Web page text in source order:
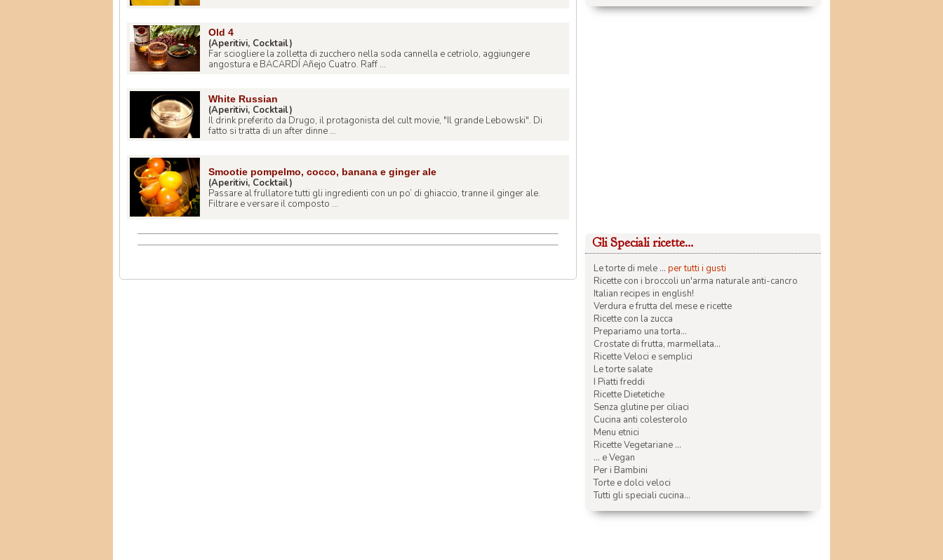
Old 4
(Aperitivi, Cocktail)
Far sciogliere la zolletta di zucchero nella soda cannella e cetriolo, aggiungere
angostura e BACARDÍ Añejo Cuatro. Raff ...
White Russian
(Aperitivi, Cocktail)
Il drink preferito da Drugo, il protagonista del cult movie, "Il grande Lebowski". Di
fatto si tratta di un after dinne ...
Smootie pompelmo, cocco, banana e ginger ale
(Aperitivi, Cocktail)
Passare al frullatore tutti gli ingredienti con un po’ di ghiaccio, tranne il ginger ale.
Filtrare e versare il composto ...
Gli Speciali ricette...
Le torte di mele ... per tutti i gusti
Ricette con i broccoli un'arma naturale anti-cancro
Italian recipes in english!
Verdura e frutta del mese e ricette
Ricette con la zucca
Prepariamo una torta...
Crostate di frutta, marmellata...
Ricette Veloci e semplici
Le torte salate
I Piatti freddi
Ricette Dietetiche
Senza glutine per ciliaci
Cucina anti colesterolo
Menu etnici
Ricette Vegetariane ...
... e Vegan
Per i Bambini
Torte e dolci veloci
Tutti gli speciali cucina...